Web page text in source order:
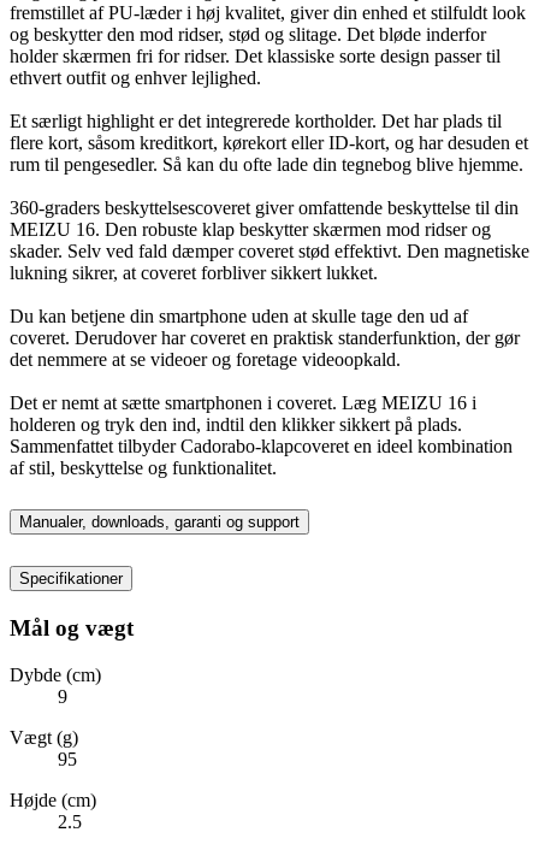
fremstillet af PU-læder i høj kvalitet, giver din enhed et stilfuldt look
og beskytter den mod ridser, stød og slitage. Det bløde inderfor
holder skærmen fri for ridser. Det klassiske sorte design passer til
ethvert outfit og enhver lejlighed.
Et særligt highlight er det integrerede kortholder. Det har plads til
flere kort, såsom kreditkort, kørekort eller ID-kort, og har desuden et
rum til pengesedler. Så kan du ofte lade din tegnebog blive hjemme.
360-graders beskyttelsescoveret giver omfattende beskyttelse til din
MEIZU 16. Den robuste klap beskytter skærmen mod ridser og
skader. Selv ved fald dæmper coveret stød effektivt. Den magnetiske
lukning sikrer, at coveret forbliver sikkert lukket.
Du kan betjene din smartphone uden at skulle tage den ud af
coveret. Derudover har coveret en praktisk standerfunktion, der gør
det nemmere at se videoer og foretage videoopkald.
Det er nemt at sætte smartphonen i coveret. Læg MEIZU 16 i
holderen og tryk den ind, indtil den klikker sikkert på plads.
Sammenfattet tilbyder Cadorabo-klapcoveret en ideel kombination
af stil, beskyttelse og funktionalitet.
Manualer, downloads, garanti og support
Specifikationer
Mål og vægt
Dybde (cm)
9
Vægt (g)
95
Højde (cm)
2.5